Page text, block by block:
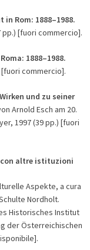
in Rom: 1888–1988.
pp.) [fuori commercio].
1888–1988.
[fuori commercio].
und zu seiner
Arnold Esch am 20.
1997 (39 pp.) [fuori
altre istituzioni
Aspekte, a cura
Nordholt.
Historisches Institut
der Österreichischen